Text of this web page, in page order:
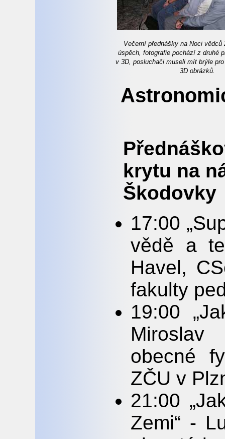
Večerní přednášky na Noci vědců
úspěch, fotografie pochází z druhé
v 3D, posluchači museli mít brýle
3D obrázků.
krytu na
Škodovky
17:00
vědě a
Havel,
fakulty
19:00
obecné
ZČU v
21:00
Zemi“ -